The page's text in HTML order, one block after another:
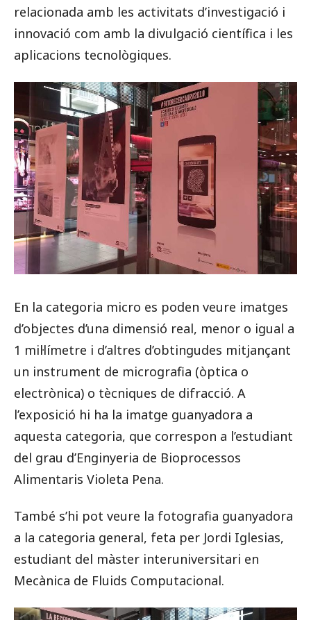
relacionada amb les activitats d’investigació i
innovació com amb la divulgació científica i les
aplicacions tecnològiques.
En la categoria micro es poden veure imatges
d’objectes d’una dimensió real, menor o igual a
1 mil·límetre i d’altres d’obtingudes mitjançant
un instrument de micrografia (òptica o
electrònica) o tècniques de difracció. A
l’exposició hi ha la imatge guanyadora a
aquesta categoria, que correspon a l’estudiant
del grau d’Enginyeria de Bioprocessos
Alimentaris Violeta Pena.
També s’hi pot veure la fotografia guanyadora
a la categoria general, feta per Jordi Iglesias,
estudiant del màster interuniversitari en
Mecànica de Fluids Computacional.